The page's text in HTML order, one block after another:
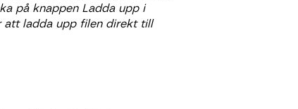
på knappen Ladda upp i
att ladda upp filen direkt till